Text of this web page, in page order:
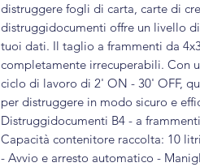
distruggere fogli di carta, carte di
distruggidocumenti offre un livello
tuoi dati. Il taglio a frammenti da
completamente irrecuperabili. Con
ciclo di lavoro di 2' ON - 30' OFF,
per distruggere in modo sicuro e
Distruggidocumenti B4 - a
Capacità contenitore raccolta: 10
- Avvio e arresto automatico -